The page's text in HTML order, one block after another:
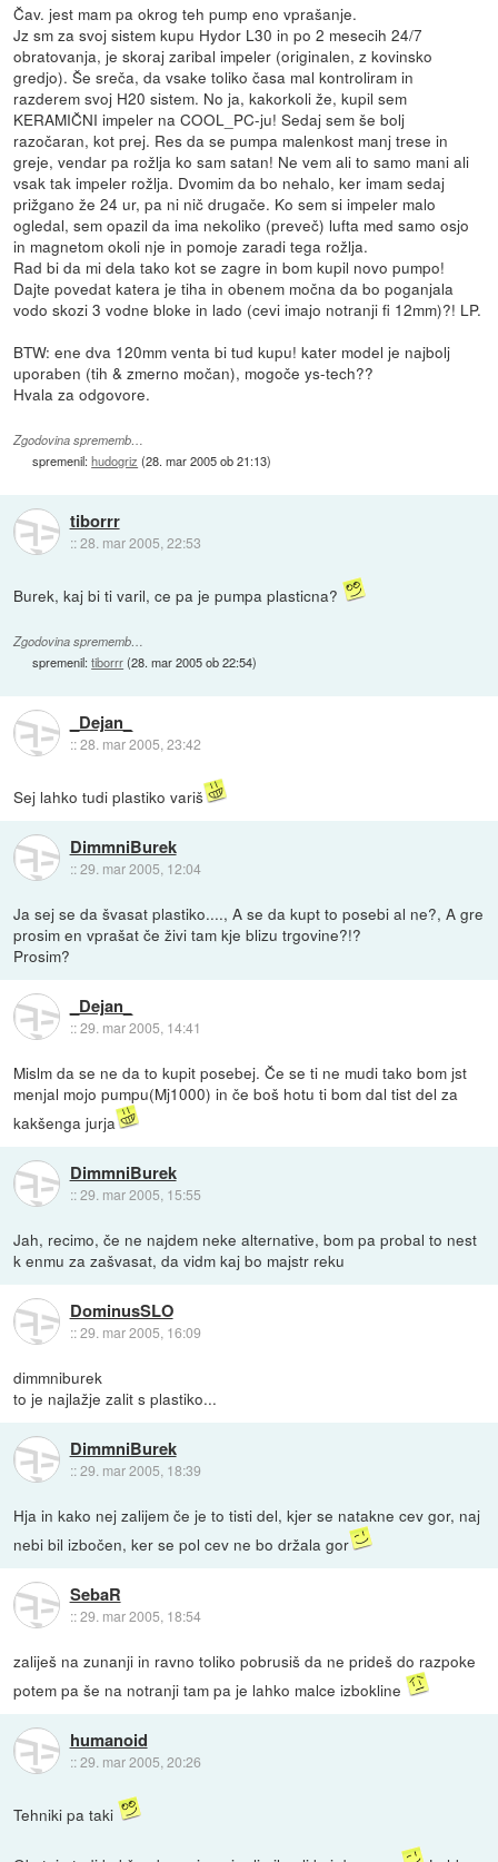
Čav. jest mam pa okrog teh pump eno vprašanje.
Jz sm za svoj sistem kupu Hydor L30 in po 2 mesecih 24/7
obratovanja, je skoraj zaribal impeler (originalen, z kovinsko
gredjo). Še sreča, da vsake toliko časa mal kontroliram in
razderem svoj H20 sistem. No ja, kakorkoli že, kupil sem
KERAMIČNI impeler na COOL_PC-ju! Sedaj sem še bolj
razočaran, kot prej. Res da se pumpa malenkost manj trese in
greje, vendar pa rožlja ko sam satan! Ne vem ali to samo mani ali
vsak tak impeler rožlja. Dvomim da bo nehalo, ker imam sedaj
prižgano že 24 ur, pa ni nič drugače. Ko sem si impeler malo
ogledal, sem opazil da ima nekoliko (preveč) lufta med samo osjo
in magnetom okoli nje in pomoje zaradi tega rožlja.
Rad bi da mi dela tako kot se zagre in bom kupil novo pumpo!
Dajte povedat katera je tiha in obenem močna da bo poganjala
vodo skozi 3 vodne bloke in lado (cevi imajo notranji fi 12mm)?! LP.
BTW: ene dva 120mm venta bi tud kupu! kater model je najbolj
uporaben (tih & zmerno močan), mogoče ys-tech??
Hvala za odgovore.
Zgodovina sprememb…
spremenil:hudogriz (28. mar 2005 ob 21:13)
tiborrr
::28. mar 2005, 22:53
Burek, kaj bi ti varil, ce pa je pumpa plasticna?
Zgodovina sprememb…
spremenil:tiborrr(28. mar 2005 ob 22:54)
_Dejan_
::28. mar 2005, 23:42
Sej lahko tudi plastiko variš
DimmniBurek
::29. mar 2005, 12:04
Ja sej se da švasat plastiko...., A se da kupt to posebi al ne?, A gre
prosim en vprašat če živi tam kje blizu trgovine?!?
Prosim?
_Dejan_
::29. mar 2005, 14:41
Mislm da se ne da to kupit posebej. Če se ti ne mudi tako bom jst
menjal mojo pumpu(Mj1000) in če boš hotu ti bom dal tist del za
kakšenga jurja
DimmniBurek
::29. mar 2005, 15:55
Jah, recimo, če ne najdem neke alternative, bom pa probal to nest
k enmu za zašvasat, da vidm kaj bo majstr reku
DominusSLO
::29. mar 2005, 16:09
dimmniburek
to je najlažje zalit s plastiko...
DimmniBurek
::29. mar 2005, 18:39
Hja in kako nej zalijem če je to tisti del, kjer se natakne cev gor, naj
nebi bil izbočen, ker se pol cev ne bo držala gor
SebaR
::29. mar 2005, 18:54
zaliješ na zunanji in ravno toliko pobrusiš da ne prideš do razpoke
potem pa še na notranji tam pa je lahko malce izbokline
humanoid
::29. mar 2005, 20:26
Tehniki pa taki